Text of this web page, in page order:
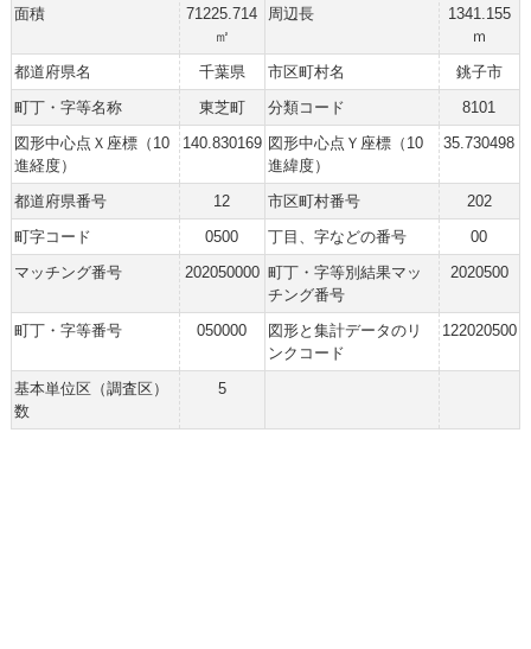
面積
71225.714
㎡
周辺長
1341.155
ｍ
都道府県名
千葉県 市区町村名
銚子市
町丁・字等名称
東芝町 分類コード
8101
図形中心点Ｘ座標（10
進経度）
140.830169 図形中心点Ｙ座標（10
進緯度）
35.730498
都道府県番号 12 市区町村番号
202
町字コード
0500 丁目、字などの番号
00
マッチング番号
202050000 町丁・字等別結果マッ
チング番号
2020500
町丁・字等番号 050000
図形と集計データのリ
ンクコード
122020500
基本単位区（調査区）
数
5